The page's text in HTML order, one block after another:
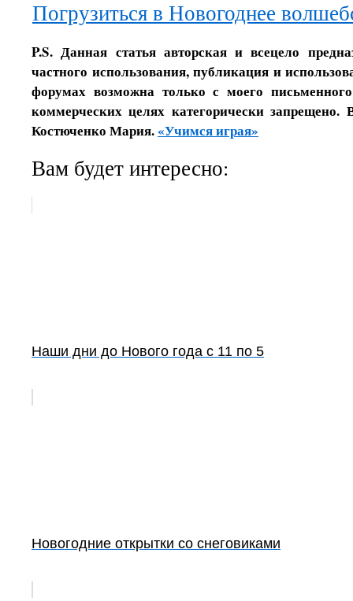
Погрузиться в Новогоднее
P.S. Данная статья авторская и всецело
частного использования, публикация и
форумах возможна только с моего
коммерческих целях категорически
Костюченко Мария.«Учимся играя»
Вам будет интересно:
Наши дни до Нового года с 11 по 5
Новогодние открытки со снеговиками